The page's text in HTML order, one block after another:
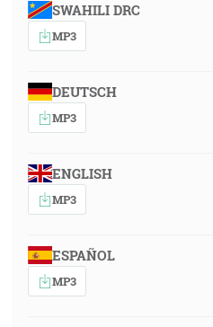
SWAHILI DRC
MP3
DEUTSCH
MP3
ENGLISH
MP3
ESPAÑOL
MP3